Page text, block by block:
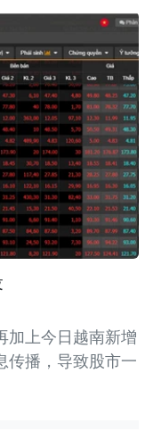
加上今日越南新增
传播，导致股市一